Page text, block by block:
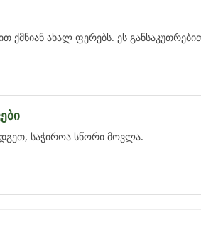
შესაფერისი მოდელი.
ქმნიან ახალ ფერებს. ეს
უფრო ხარისხიანი ნამუშევრების
საჭიროა სწორი მოვლა.
ფუნჯი